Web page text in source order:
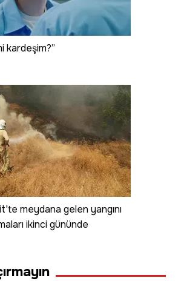
kardeşim?”
meydana gelen yangını
ikinci gününde